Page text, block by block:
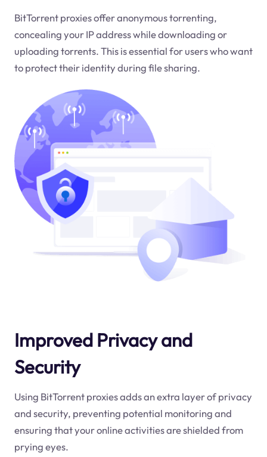
BitTorrent proxies offer anonymous torrenting,
concealing your IP address while downloading or
uploading torrents. This is essential for users who want
to protect their identity during file sharing.
Improved Privacy and
Security
Using BitTorrent proxies adds an extra layer of privacy
and security, preventing potential monitoring and
ensuring that your online activities are shielded from
prying eyes.